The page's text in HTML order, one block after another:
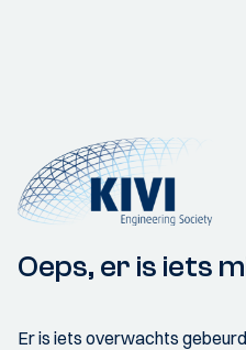
Oeps, er is iets
Er is iets overwachts